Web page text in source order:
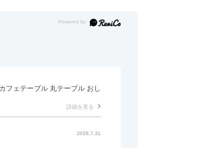
フェテーブル 丸テーブル おし
詳細を見る
2026.7.31